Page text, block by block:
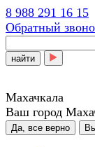
8 988 291 16 15
Обратный
найти
Махачкала
Ваш город
Да, все верно